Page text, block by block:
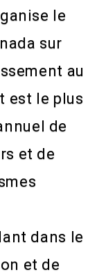
le
sur
au
est le plus
de
et de
dans le
et de